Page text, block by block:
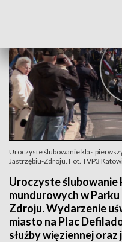
Uroczyste ślubowanie klas
Jastrzębiu-Zdroju. Fot. TVP3
Uroczyste ślubowanie
mundurowych w
Zdroju. Wydarzenie
miasto na Plac
służby więziennej